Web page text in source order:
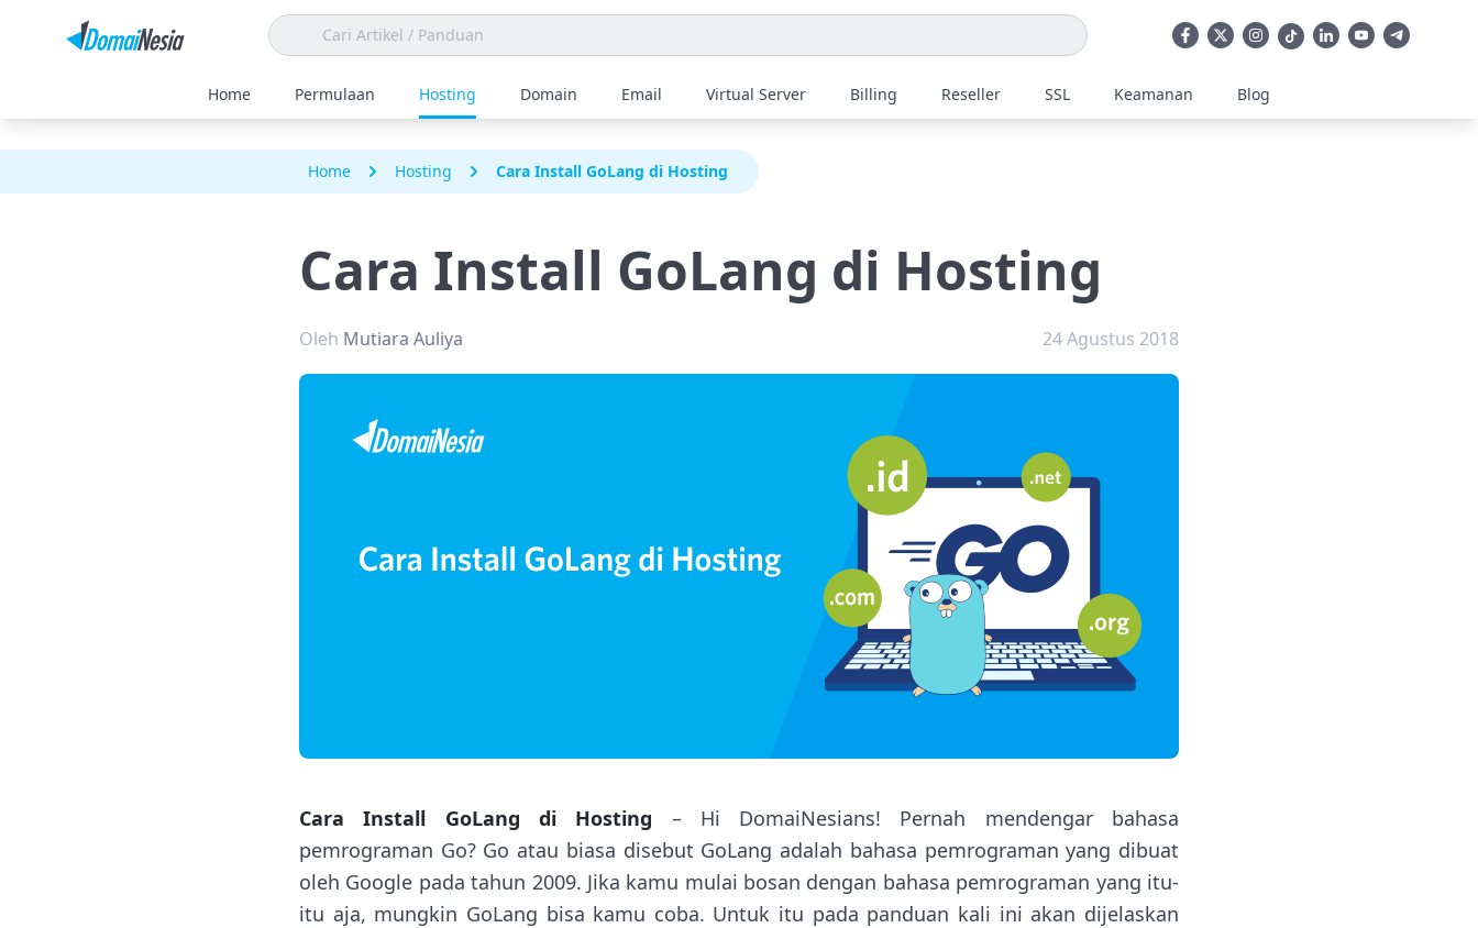
Home Permulaan Hosting Domain Email Virtual Server Billing Reseller SSL Keamanan Blog
Home Hosting Cara Install GoLang di Hosting
Cara Install GoLang di Hosting
Oleh Mutiara Auliya 24 Agustus 2018
Cara Install GoLang di Hosting – Hi DomaiNesians! Pernah mendengar bahasa
pemrograman Go? Go atau biasa disebut GoLang adalah bahasa pemrograman yang dibuat
oleh Google pada tahun 2009. Jika kamu mulai bosan dengan bahasa pemrograman yang itu-
itu aja, mungkin GoLang bisa kamu coba. Untuk itu pada panduan kali ini akan dijelaskan